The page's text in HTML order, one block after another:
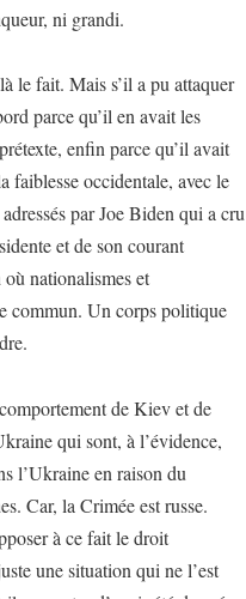
ni grandi.
le fait. Mais s’il a pu attaquer
parce qu’il en avait les
enfin parce qu’il avait
faiblesse occidentale, avec le
par Joe Biden qui a cru
et de son courant
nationalismes et
commun. Un corps politique
de Kiev et de
qui sont, à l’évidence,
l’Ukraine en raison du
Car, la Crimée est russe.
à ce fait le droit
une situation qui ne l’est